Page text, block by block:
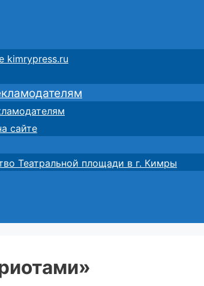
kimrypress.ru
сайте
Театральной площади в г. Кимры